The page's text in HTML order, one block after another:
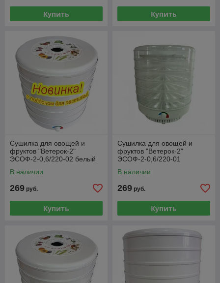
Купить Купить
Сушилка для овощей и
фруктов "Ветерок-2"
ЭСОФ-2-0,6/220-02 белый
пастилы)
В наличии
269 руб.
Купить
Сушилка для овощей и
фруктов "Ветерок-2"
ЭСОФ-2-0,6/220-01
В наличии
269 руб.
Купить